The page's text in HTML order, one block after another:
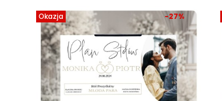
Okazja -27%